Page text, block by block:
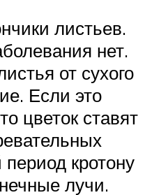
листьев.
нет.
от сухого
Если это
цветок ставят
кротону
лучи.